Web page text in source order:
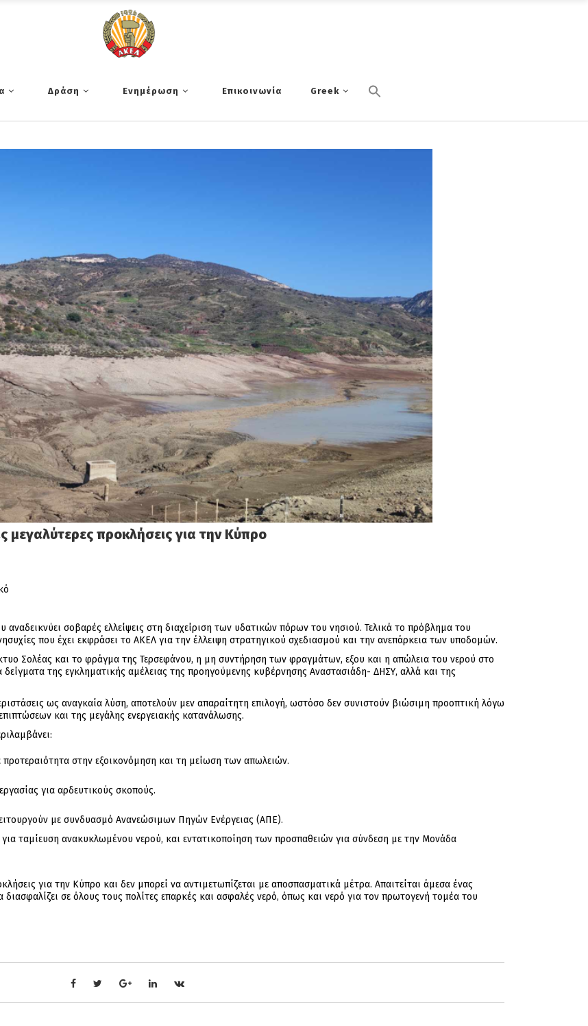
Δράση Ενημέρωση Επικοινωνία Greek
μεγαλύτερες προκλήσεις για την Κύπρο
σοβαρές ελλείψεις στη διαχείριση των υδατικών πόρων του νησιού. Τελικά το πρόβλημα του
που έχει εκφράσει το ΑΚΕΛ για την έλλειψη στρατηγικού σχεδιασμού και την ανεπάρκεια των υποδομών.
Σολέας και το φράγμα της Τερσεφάνου, η μη συντήρηση των φραγμάτων, εξου και η απώλεια του νερού στο
της εγκληματικής αμέλειας της προηγούμενης κυβέρνησης Αναστασιάδη- ΔΗΣΥ, αλλά και της
ως αναγκαία λύση, αποτελούν μεν απαραίτητη επιλογή, ωστόσο δεν συνιστούν βιώσιμη προοπτική λόγω
και της μεγάλης ενεργειακής κατανάλωσης.
στην εξοικονόμηση και τη μείωση των απωλειών.
για αρδευτικούς σκοπούς.
με συνδυασμό Ανανεώσιμων Πηγών Ενέργειας (ΑΠΕ).
ταμίευση ανακυκλωμένου νερού, και εντατικοποίηση των προσπαθειών για σύνδεση με την Μονάδα
για την Κύπρο και δεν μπορεί να αντιμετωπίζεται με αποσπασματικά μέτρα. Απαιτείται άμεσα ένας
σε όλους τους πολίτες επαρκές και ασφαλές νερό, όπως και νερό για τον πρωτογενή τομέα του